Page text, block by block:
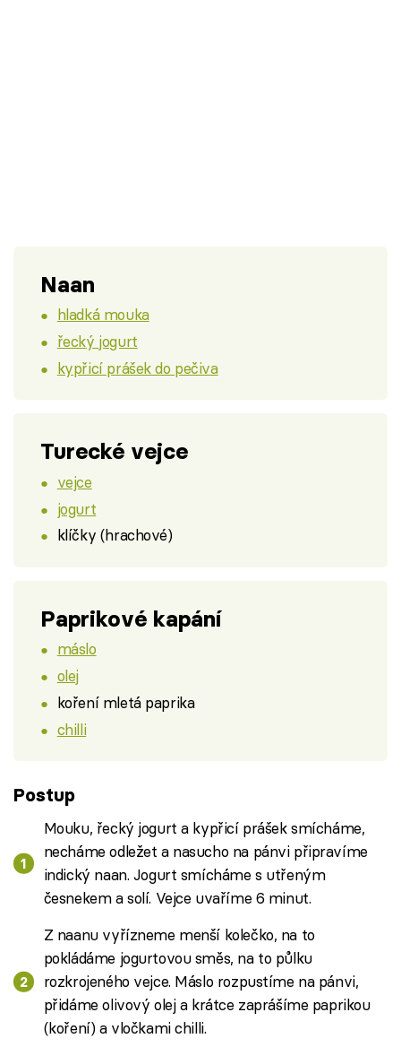
Naan
hladká mouka
řecký jogurt
kypřicí prášek do pečiva
Turecké vejce
vejce
jogurt
klíčky (hrachové)
Paprikové kapání
máslo
olej
koření mletá paprika
chilli
Postup
Mouku, řecký jogurt a kypřicí prášek smícháme,
necháme odležet a nasucho na pánvi připravíme
indický naan. Jogurt smícháme s utřeným
česnekem a solí. Vejce uvaříme 6 minut.
Z naanu vyřízneme menší kolečko, na to
pokládáme jogurtovou směs, na to půlku
rozkrojeného vejce. Máslo rozpustíme na pánvi,
přidáme olivový olej a krátce zaprášíme paprikou
(koření) a vločkami chilli.